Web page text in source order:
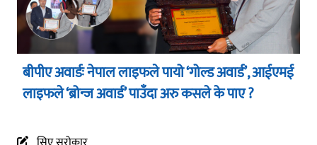
बीपीए अवार्डः नेपाल लाइफले पायो ‘गोल्ड अवार्ड’, आईएमई
लाइफले ‘ब्रोन्ज अवार्ड’ पाउँदा अरु कसले के पाए ?